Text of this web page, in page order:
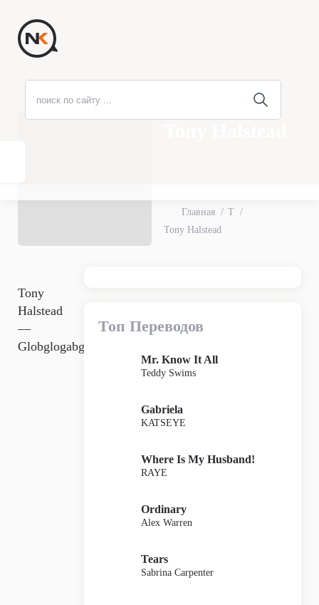
Главная
T
Tony Halstead
Tony
Halstead
—
Globglogabgalab
Топ Переводов
Mr. Know It All
Teddy Swims
Gabriela
KATSEYE
Where Is My Husband!
RAYE
Ordinary
Alex Warren
Tears
Sabrina Carpenter